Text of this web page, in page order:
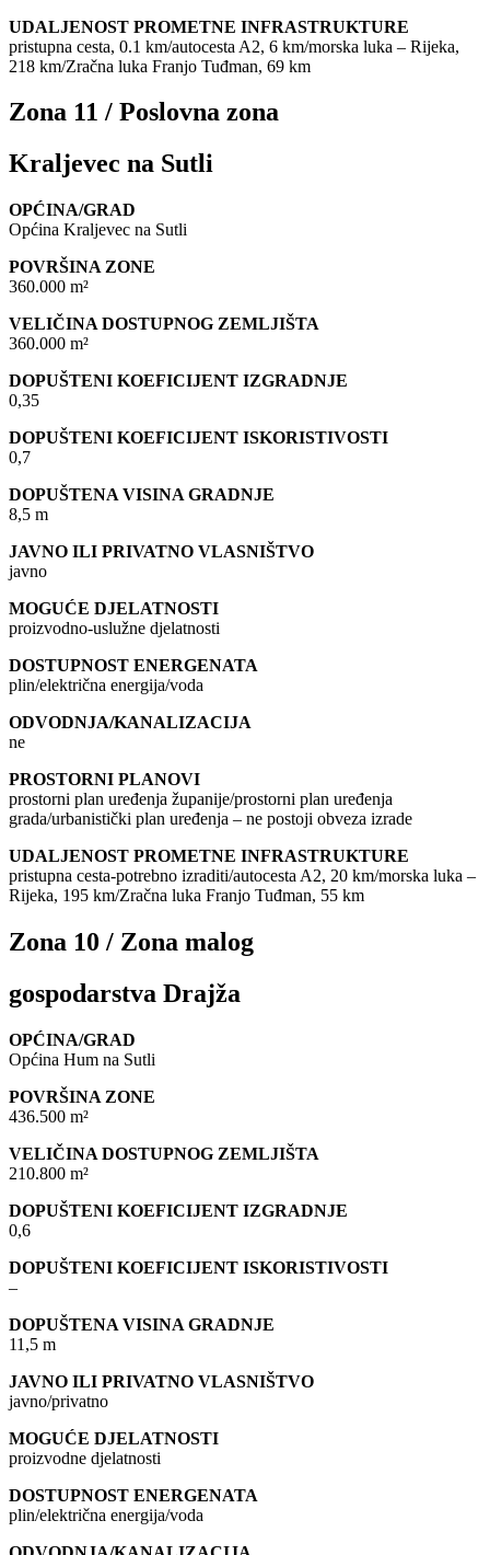
UDALJENOST PROMETNE INFRASTRUKTURE
pristupna cesta, 0.1 km/autocesta A2, 6 km/morska luka – Rijeka,
218 km/Zračna luka Franjo Tuđman, 69 km
Zona 11 / Poslovna zona
Kraljevec na Sutli
OPĆINA/GRAD
Općina Kraljevec na Sutli
POVRŠINA ZONE
360.000 m²
VELIČINA DOSTUPNOG ZEMLJIŠTA
360.000 m²
DOPUŠTENI KOEFICIJENT IZGRADNJE
0,35
DOPUŠTENI KOEFICIJENT ISKORISTIVOSTI
0,7
DOPUŠTENA VISINA GRADNJE
8,5 m
JAVNO ILI PRIVATNO VLASNIŠTVO
javno
MOGUĆE DJELATNOSTI
proizvodno-uslužne djelatnosti
DOSTUPNOST ENERGENATA
plin/električna energija/voda
ODVODNJA/KANALIZACIJA
ne
PROSTORNI PLANOVI
prostorni plan uređenja županije/prostorni plan uređenja
grada/urbanistički plan uređenja – ne postoji obveza izrade
UDALJENOST PROMETNE INFRASTRUKTURE
pristupna cesta-potrebno izraditi/autocesta A2, 20 km/morska luka –
Rijeka, 195 km/Zračna luka Franjo Tuđman, 55 km
Zona 10 / Zona malog
gospodarstva Drajža
OPĆINA/GRAD
Općina Hum na Sutli
POVRŠINA ZONE
436.500 m²
VELIČINA DOSTUPNOG ZEMLJIŠTA
210.800 m²
DOPUŠTENI KOEFICIJENT IZGRADNJE
0,6
DOPUŠTENI KOEFICIJENT ISKORISTIVOSTI
–
DOPUŠTENA VISINA GRADNJE
11,5 m
JAVNO ILI PRIVATNO VLASNIŠTVO
javno/privatno
MOGUĆE DJELATNOSTI
proizvodne djelatnosti
DOSTUPNOST ENERGENATA
plin/električna energija/voda